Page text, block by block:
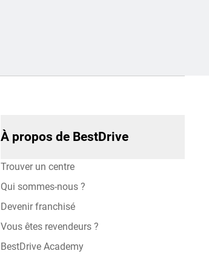
À propos de BestDrive
Trouver un centre
Qui sommes-nous ?
Devenir franchisé
Vous êtes revendeurs ?
BestDrive Academy